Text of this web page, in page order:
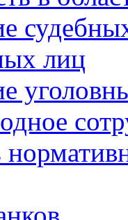
лиц